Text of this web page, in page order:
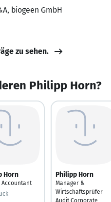
biogeen GmbH
zu sehen.
Philipp Horn?
Horn Philipp Horn
Manager &
Wirtschaftsprüfer
Audit Corporate